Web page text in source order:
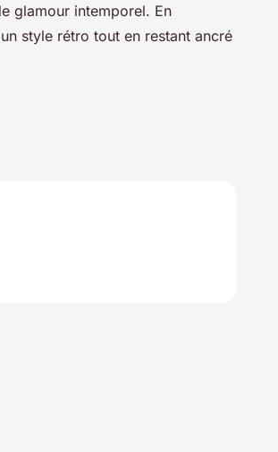
glamour intemporel. En
style rétro tout en restant ancré